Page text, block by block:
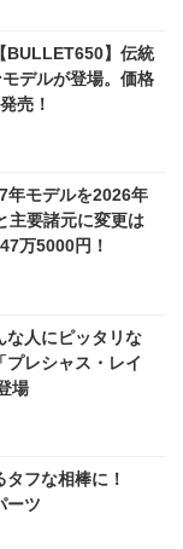
国産ネオレトロモ
やすく上質に進
BULLET650】伝統
デルが登場。価格
売！
年モデルを2026年
要諸元に変更は
万5000円！
な人にピッタリな
レシャス・レイ
場
タフな相棒に！
ーツ